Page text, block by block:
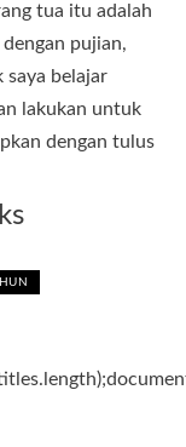
tua itu adalah
pujian,
saya belajar
lakukan untuk
dengan tulus